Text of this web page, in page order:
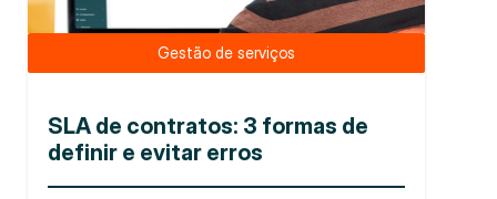
Gestão de serviços
SLA de contratos: 3 formas de
definir e evitar erros